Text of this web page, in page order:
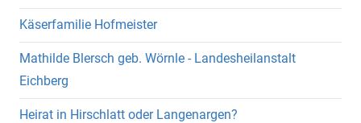
Käserfamilie Hofmeister
Mathilde Blersch geb. Wörnle - Landesheilanstalt
Eichberg
Heirat in Hirschlatt oder Langenargen?